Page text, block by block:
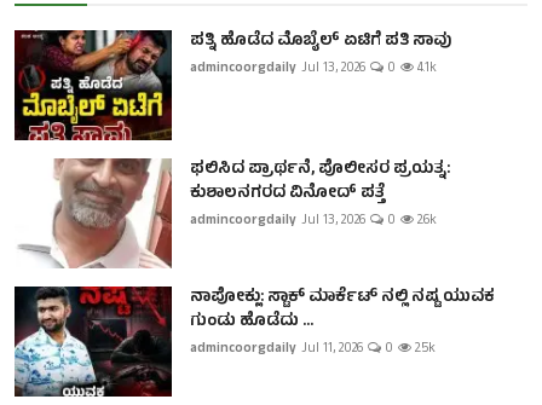
ಪತ್ನಿ ಹೊಡೆದ ಮೊಬೈಲ್ ಏಟಿಗೆ ಪತಿ ಸಾವು
admincoorgdaily Jul 13, 2026 0 4.1k
ಫಲಿಸಿದ ಪ್ರಾರ್ಥನೆ, ಪೊಲೀಸರ ಪ್ರಯತ್ನ:
ಕುಶಾಲನಗರದ ವಿನೋದ್ ಪತ್ತೆ
admincoorgdaily Jul 13, 2026 0 2.6k
ನಾಪೋಕ್ಲು: ಸ್ಟಾಕ್ ಮಾರ್ಕೆಟ್ ನಲ್ಲಿ ನಷ್ಟ ಯುವಕ
ಗುಂಡು ಹೊಡೆದು ...
admincoorgdaily Jul 11, 2026 0 2.5k